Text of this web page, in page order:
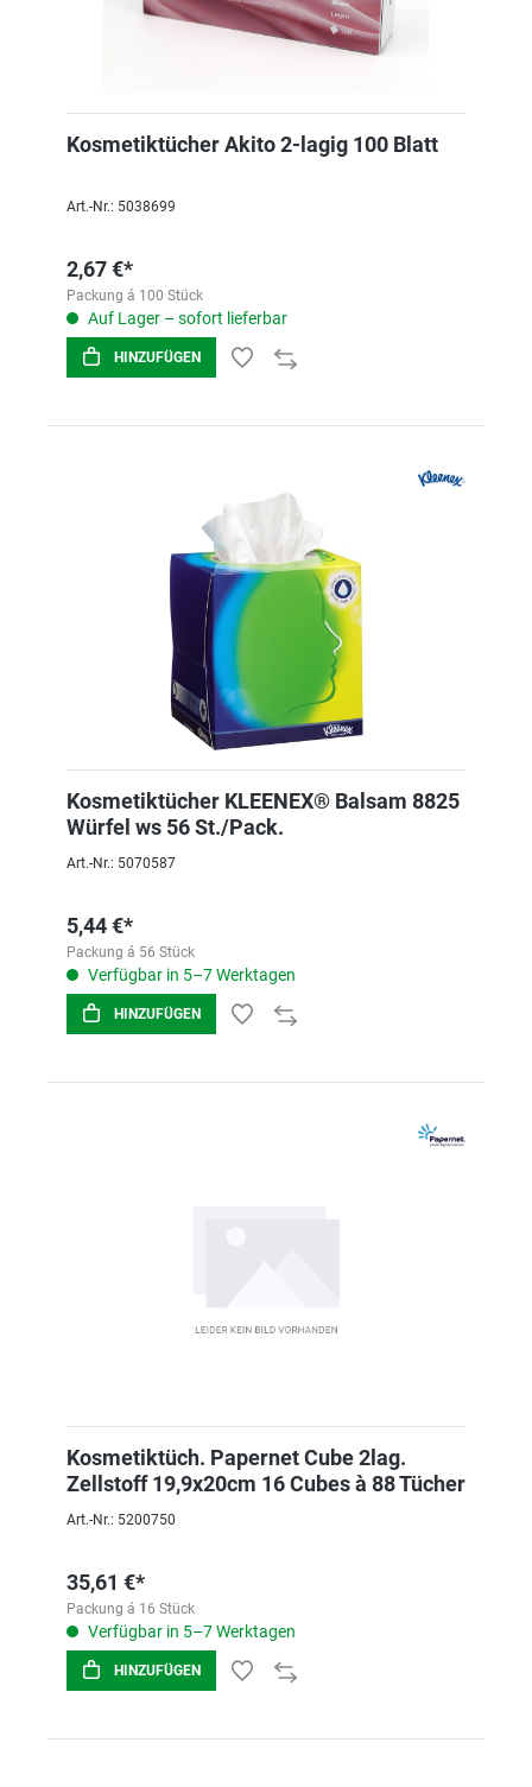
Kosmetiktücher Akito 2-lagig 100 Blatt
Art.-Nr.: 5038699
2,67 €*
Packung á 100 Stück
Auf Lager – sofort lieferbar
HINZUFÜGEN
Kosmetiktücher KLEENEX® Balsam 8825
Würfel ws 56 St./Pack.
Art.-Nr.: 5070587
5,44 €*
Packung á 56 Stück
Verfügbar in 5–7 Werktagen
HINZUFÜGEN
Kosmetiktüch. Papernet Cube 2lag.
Zellstoff 19,9x20cm 16 Cubes à 88 Tücher
Art.-Nr.: 5200750
35,61 €*
Packung á 16 Stück
Verfügbar in 5–7 Werktagen
HINZUFÜGEN